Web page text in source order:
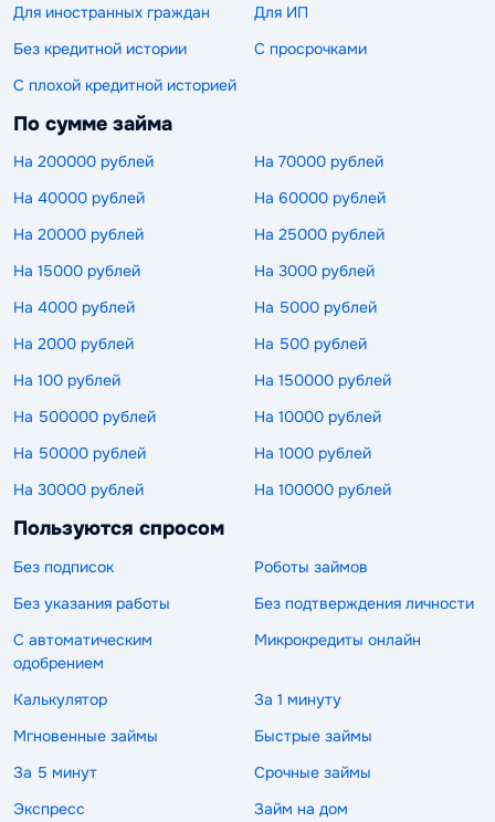
Для иностранных граждан
Для ИП
Без кредитной истории
С просрочками
С плохой кредитной историей
По сумме займа
На 200000 рублей
На 70000 рублей
На 40000 рублей
На 60000 рублей
На 20000 рублей
На 25000 рублей
На 15000 рублей
На 3000 рублей
На 4000 рублей
На 5000 рублей
На 2000 рублей
На 500 рублей
На 100 рублей
На 150000 рублей
На 500000 рублей
На 10000 рублей
На 50000 рублей
На 1000 рублей
На 30000 рублей
На 100000 рублей
Пользуются спросом
Без подписок
Роботы займов
Без указания работы
Без подтверждения личности
С автоматическим
одобрением
Микрокредиты онлайн
Калькулятор
За 1 минуту
Мгновенные займы
Быстрые займы
За 5 минут
Срочные займы
Экспресс
Займ на дом